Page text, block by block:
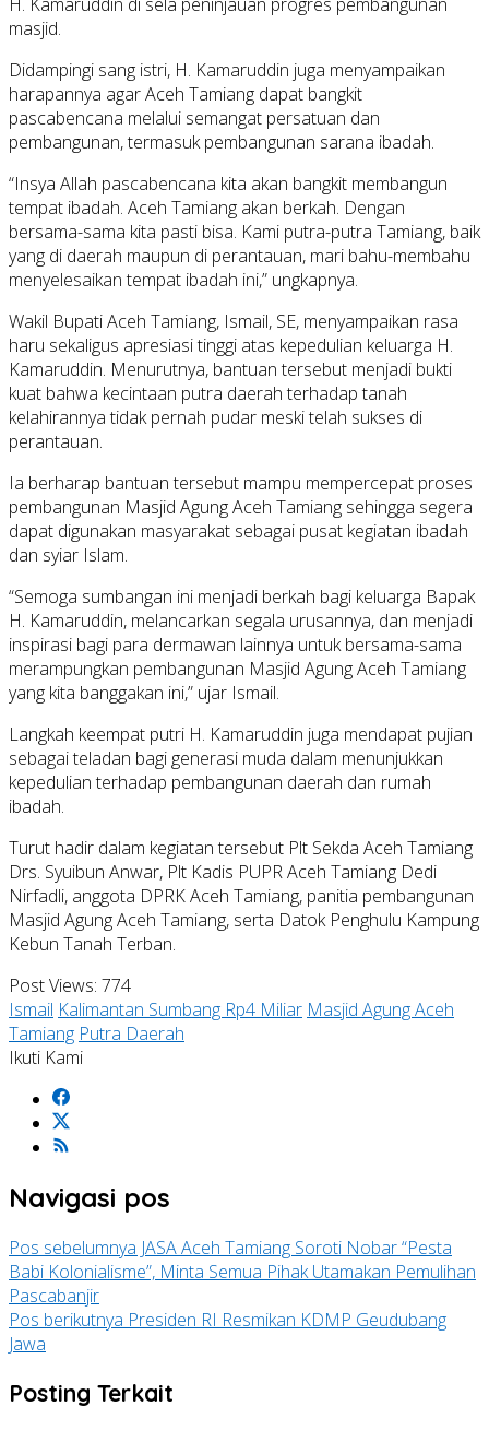
H. Kamaruddin di sela peninjauan progres pembangunan
masjid.
Didampingi sang istri, H. Kamaruddin juga menyampaikan
harapannya agar Aceh Tamiang dapat bangkit
pascabencana melalui semangat persatuan dan
pembangunan, termasuk pembangunan sarana ibadah.
“Insya Allah pascabencana kita akan bangkit membangun
tempat ibadah. Aceh Tamiang akan berkah. Dengan
bersama-sama kita pasti bisa. Kami putra-putra Tamiang, baik
yang di daerah maupun di perantauan, mari bahu-membahu
menyelesaikan tempat ibadah ini,” ungkapnya.
Wakil Bupati Aceh Tamiang, Ismail, SE, menyampaikan rasa
haru sekaligus apresiasi tinggi atas kepedulian keluarga H.
Kamaruddin. Menurutnya, bantuan tersebut menjadi bukti
kuat bahwa kecintaan putra daerah terhadap tanah
kelahirannya tidak pernah pudar meski telah sukses di
perantauan.
Ia berharap bantuan tersebut mampu mempercepat proses
pembangunan Masjid Agung Aceh Tamiang sehingga segera
dapat digunakan masyarakat sebagai pusat kegiatan ibadah
dan syiar Islam.
“Semoga sumbangan ini menjadi berkah bagi keluarga Bapak
H. Kamaruddin, melancarkan segala urusannya, dan menjadi
inspirasi bagi para dermawan lainnya untuk bersama-sama
merampungkan pembangunan Masjid Agung Aceh Tamiang
yang kita banggakan ini,” ujar Ismail.
Langkah keempat putri H. Kamaruddin juga mendapat pujian
sebagai teladan bagi generasi muda dalam menunjukkan
kepedulian terhadap pembangunan daerah dan rumah
ibadah.
Turut hadir dalam kegiatan tersebut Plt Sekda Aceh Tamiang
Drs. Syuibun Anwar, Plt Kadis PUPR Aceh Tamiang Dedi
Nirfadli, anggota DPRK Aceh Tamiang, panitia pembangunan
Masjid Agung Aceh Tamiang, serta Datok Penghulu Kampung
Kebun Tanah Terban.
Post Views: 774
Ismail Kalimantan Sumbang Rp4 Miliar Masjid Agung Aceh
Tamiang Putra Daerah
Ikuti Kami
Navigasi pos
Pos sebelumnya JASA Aceh Tamiang Soroti Nobar “Pesta
Babi Kolonialisme”, Minta Semua Pihak Utamakan Pemulihan
Pascabanjir
Pos berikutnya Presiden RI Resmikan KDMP Geudubang
Jawa
Posting Terkait